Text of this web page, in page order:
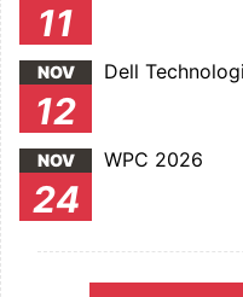
11
NOV
12
Dell
NOV
24
WPC 2026